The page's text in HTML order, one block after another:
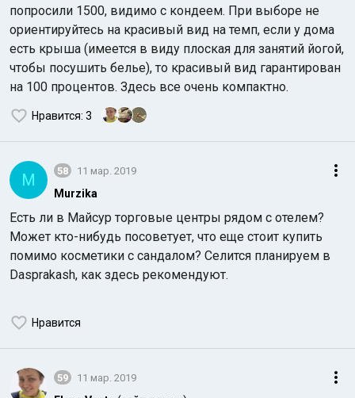
попросили 1500, видимо с кондеем. При выборе не
ориентируйтесь на красивый вид на темп, если у дома
есть крыша (имеется в виду плоская для занятий йогой,
чтобы посушить белье), то красивый вид гарантирован
на 100 процентов. Здесь все очень компактно.
Нравится: 3
M 58 11 мар. 2019
Murzika
Есть ли в Майсур торговые центры рядом с отелем?
Может кто-нибудь посоветует, что еще стоит купить
помимо косметики с сандалом? Селится планируем в
Dasprakash, как здесь рекомендуют.
Нравится
59 11 мар. 2019